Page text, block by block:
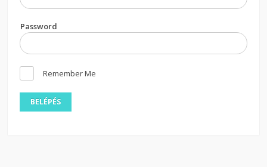
Password
Remember Me